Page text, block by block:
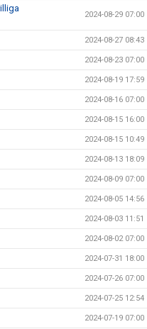
2024-08-29 07:00
2024-08-27 08:43
2024-08-23 07:00
2024-08-19 17:59
2024-08-16 07:00
2024-08-15 16:00
2024-08-15 10:49
2024-08-13 18:09
2024-08-09 07:00
2024-08-05 14:56
2024-08-03 11:51
2024-08-02 07:00
2024-07-31 18:00
2024-07-26 07:00
2024-07-25 12:54
2024-07-19 07:00